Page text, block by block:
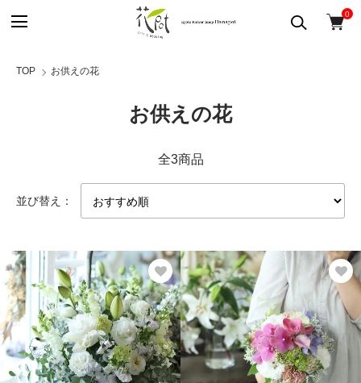
0
TOP お供えの花
お供えの花
全3商品
並び替え：